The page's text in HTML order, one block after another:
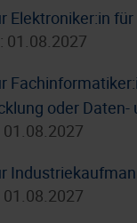
Elektroniker:in
01.08.2027
oder Daten-